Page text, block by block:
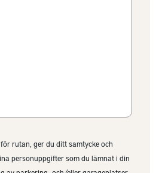
rutan, ger du ditt samtycke och
personuppgifter som du lämnat i din